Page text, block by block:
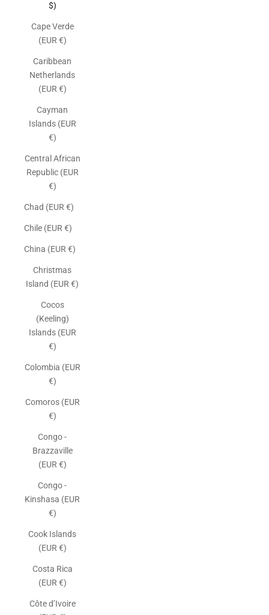
$)
Cape Verde
(EUR €)
Caribbean
Netherlands
(EUR €)
Cayman
Islands (EUR
€)
Central African
Republic (EUR
€)
Chad (EUR €)
Chile (EUR €)
China (EUR €)
Christmas
Island (EUR €)
Cocos
(Keeling)
Islands (EUR
€)
Colombia (EUR
€)
Comoros (EUR
€)
Congo -
Brazzaville
(EUR €)
Congo -
Kinshasa (EUR
€)
Cook Islands
(EUR €)
Costa Rica
(EUR €)
Côte d’Ivoire